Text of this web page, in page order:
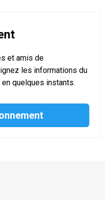
et amis de
les informations du
quelques instants.